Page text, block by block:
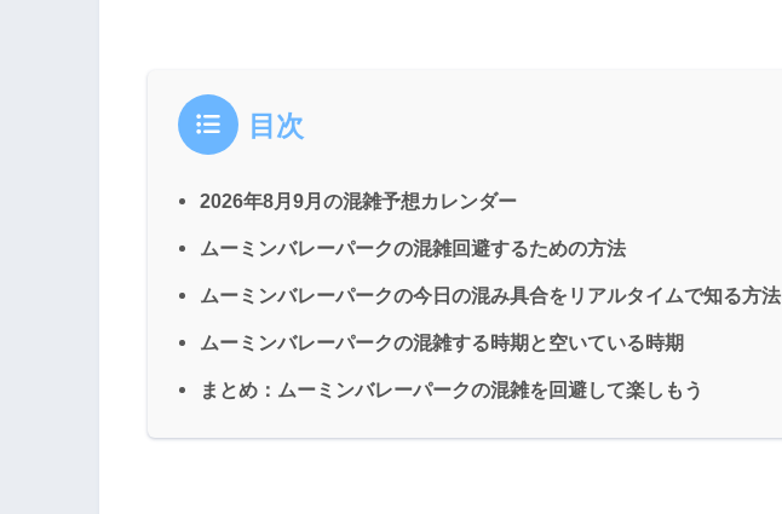
目次
2026年8月9月の混雑予想カレンダー
ムーミンバレーパークの混雑回避するための方法
ムーミンバレーパークの今日の混み具合をリアルタイムで知る方法
ムーミンバレーパークの混雑する時期と空いている時期
まとめ：ムーミンバレーパークの混雑を回避して楽しもう